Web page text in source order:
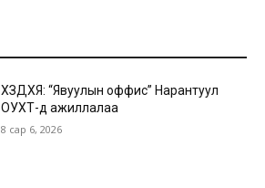
ХЗДХЯ: “Явуулын оффис” Нарантуул
ОУХТ-д ажиллалаа
8 сар 6, 2026